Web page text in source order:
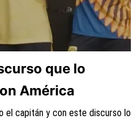
que lo
América
el capitán y con este discurso lo